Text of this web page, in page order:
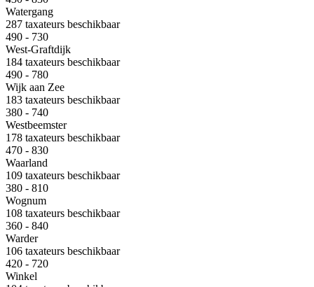
Watergang
287 taxateurs beschikbaar
490 - 730
West-Graftdijk
184 taxateurs beschikbaar
490 - 780
Wijk aan Zee
183 taxateurs beschikbaar
380 - 740
Westbeemster
178 taxateurs beschikbaar
470 - 830
Waarland
109 taxateurs beschikbaar
380 - 810
Wognum
108 taxateurs beschikbaar
360 - 840
Warder
106 taxateurs beschikbaar
420 - 720
Winkel